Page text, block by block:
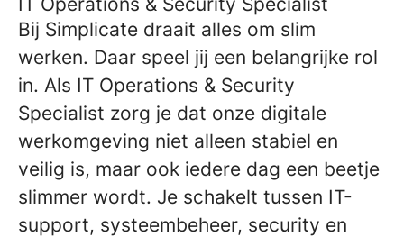
Bij Simplicate draait alles om slim
werken. Daar speel jij een belangrijke rol
in. Als IT Operations & Security
Specialist zorg je dat onze digitale
werkomgeving niet alleen stabiel en
veilig is, maar ook iedere dag een beetje
slimmer wordt. Je schakelt tussen IT-
support, systeembeheer, security en